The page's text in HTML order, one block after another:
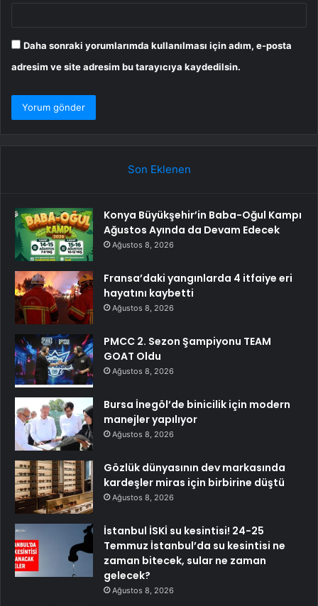
Daha sonraki yorumlarımda kullanılması için adım, e-posta
adresim ve site adresim bu tarayıcıya kaydedilsin.
Son Eklenen
Konya Büyükşehir’in Baba-Oğul Kampı
Ağustos Ayında da Devam Edecek
Ağustos 8, 2026
Fransa’daki yangınlarda 4 itfaiye eri
hayatını kaybetti
Ağustos 8, 2026
PMCC 2. Sezon Şampiyonu TEAM
GOAT Oldu
Ağustos 8, 2026
Bursa İnegöl’de binicilik için modern
manejler yapılıyor
Ağustos 8, 2026
Gözlük dünyasının dev markasında
kardeşler miras için birbirine düştü
Ağustos 8, 2026
İstanbul İSKİ su kesintisi! 24-25
Temmuz İstanbul’da su kesintisi ne
zaman bitecek, sular ne zaman
gelecek?
Ağustos 8, 2026